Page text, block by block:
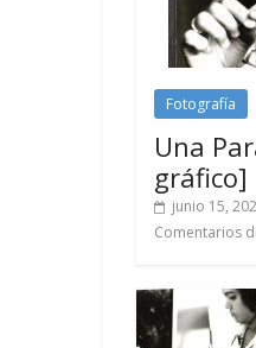
Fotografía
Una
gráfico]
junio 15,
Comentarios